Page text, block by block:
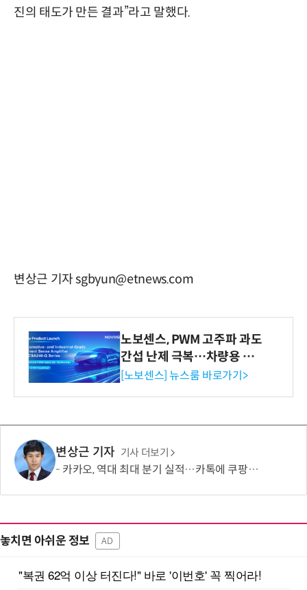
진의 태도가 만든 결과”라고 말했다.
변상근 기자 sgbyun@etnews.com
노보센스, PWM 고주파 과도
간섭 난제 극복…차량용 전
류 감지 증폭기
[노보센스] 뉴스룸 바로가기>
변상근 기자 기사 더보기
카카오, 역대 최대 분기 실적…카톡에 쿠팡이츠 연동해 주문부터 결제까지
놓치면 아쉬운 정보 AD